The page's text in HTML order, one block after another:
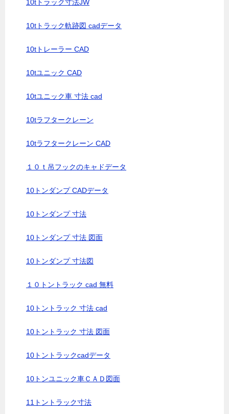
10tトラック寸法JW
10tトラック軌跡図 cadデータ
10tトレーラー CAD
10tユニック CAD
10tユニック車 寸法 cad
10tラフタークレーン
10tラフタークレーン CAD
１０ｔ吊フックのキャドデータ
10トンダンプ CADデータ
10トンダンプ 寸法
10トンダンプ 寸法 図面
10トンダンプ 寸法図
１０トントラック cad 無料
10トントラック 寸法 cad
10トントラック 寸法 図面
10トントラックcadデータ
10トンユニック車ＣＡＤ図面
11トントラック寸法